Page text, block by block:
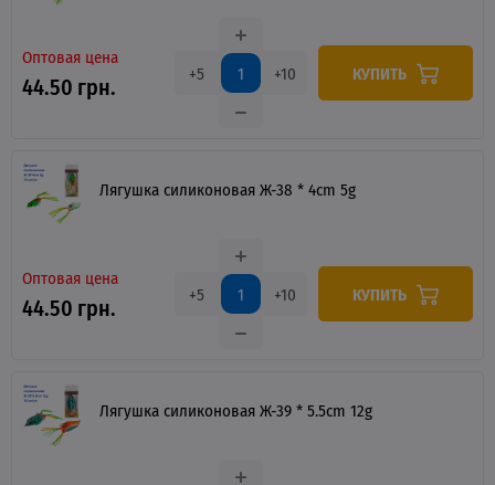
Оптовая цена
44.50 грн. +5 +10 КУПИТЬ
Лягушка силиконовая Ж-38 * 4cm 5g
Оптовая цена
44.50 грн. +5 +10 КУПИТЬ
Лягушка силиконовая Ж-39 * 5.5cm 12g